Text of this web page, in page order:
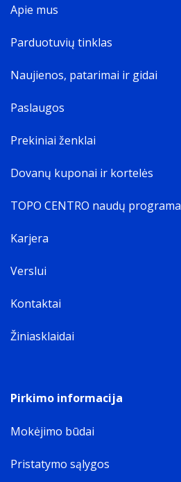
Apie mus
Parduotuvių tinklas
Naujienos, patarimai ir gidai
Paslaugos
Prekiniai ženklai
Dovanų kuponai ir kortelės
TOPO CENTRO naudų programa
Karjera
Verslui
Kontaktai
Žiniasklaidai
Pirkimo informacija
Mokėjimo būdai
Pristatymo sąlygos